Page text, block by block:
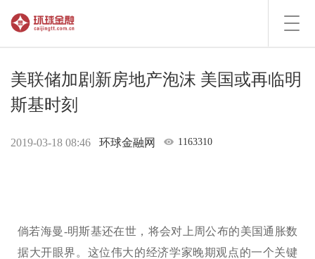
美联储加剧新房地产泡沫 美国或再临明
斯基时刻
2019-03-18 08:46 环球金融网 1163310
倘若海曼-明斯基还在世，将会对上周公布的美国通胀数
据大开眼界。这位伟大的经济学家晚期观点的一个关键